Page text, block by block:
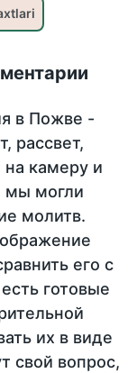
в Пожве -
рассвет,
камеру и
мы могли
молитв.
его с
готовые
их в виде
свой вопрос,